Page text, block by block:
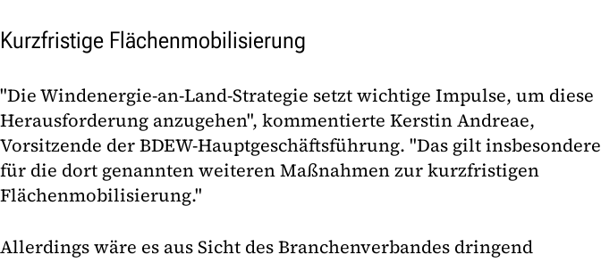
Kurzfristige Flächenmobilisierung
"Die Windenergie-an-Land-Strategie setzt wichtige Impulse, um diese
Herausforderung anzugehen", kommentierte Kerstin Andreae,
Vorsitzende der BDEW-Hauptgeschäftsführung. "Das gilt insbesondere
für die dort genannten weiteren Maßnahmen zur kurzfristigen
Flächenmobilisierung."
Allerdings wäre es aus Sicht des Branchenverbandes dringend